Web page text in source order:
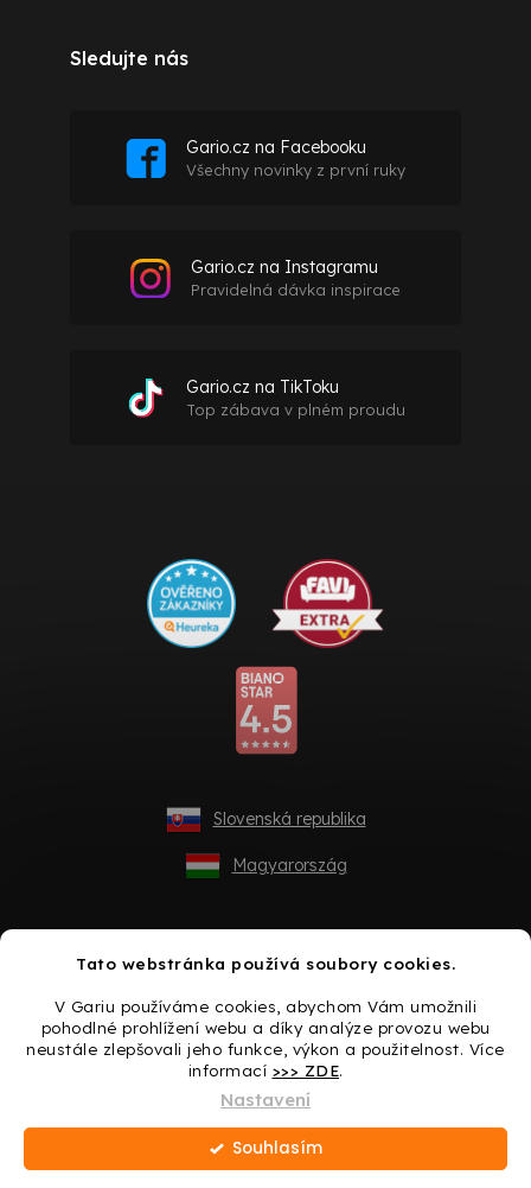
Tato webstránka používá soubory cookies.
V Gariu používáme cookies, abychom Vám umožnili
pohodlné prohlížení webu a díky analýze provozu webu
neustále zlepšovali jeho funkce, výkon a použitelnost. Více
informací >>> ZDE.
Nastavení
Souhlasím
Sledujte nás
Gario.cz na Facebooku
Všechny novinky z první ruky
Gario.cz na Instagramu
Pravidelná dávka inspirace
Gario.cz na TikToku
Top zábava v plném proudu
Slovenská republika
Magyarország
Vytvořil Shoptet
Copyright 2026Gario.cz. Všechna práva vyhrazena.Upravit